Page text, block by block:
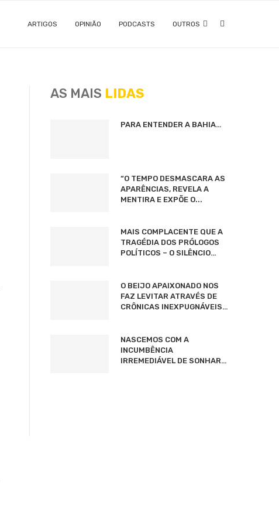
ARTIGOS OPINIÃO PODCASTS OUTROS
AS MAIS LIDAS
PARA ENTENDER A BAHIA…
“O TEMPO DESMASCARA AS
APARÊNCIAS, REVELA A
MENTIRA E EXPÕE O...
MAIS COMPLACENTE QUE A
TRAGÉDIA DOS PRÓLOGOS
POLÍTICOS – O SILÊNCIO…
O BEIJO APAIXONADO NOS
FAZ LEVITAR ATRAVÉS DE
CRÔNICAS INEXPUGNÁVEIS…
NASCEMOS COM A
INCUMBÊNCIA
IRREMEDIÁVEL DE SONHAR…